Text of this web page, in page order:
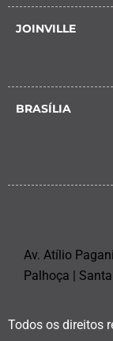
JOINVILLE
BRASÍLIA
Av. Atílio
Palhoça |
Todos os direitos